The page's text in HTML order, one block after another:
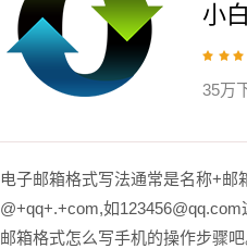
小
35万
电子邮箱格式写法通常是名称+
@+qq+.+com,如
邮箱格式怎么写手机的操作步骤吧